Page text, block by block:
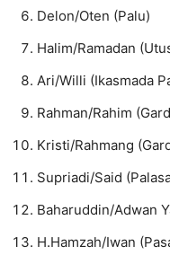
Delon/Oten (Palu)
Halim/Ramadan
Ari/Willi (Ikasmada
Rahman/Rahim
Kristi/Rahmang
Supriadi/Said
Baharuddin/Adwan
H.Hamzah/Iwan